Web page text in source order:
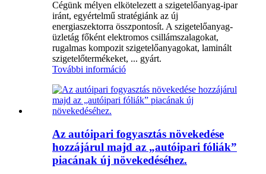
Cégünk mélyen elkötelezett a szigetelőanyag-ipar
iránt, egyértelmű stratégiánk az új
energiaszektorra összpontosít. A szigetelőanyag-
üzletág főként elektromos csillámszalagokat,
rugalmas kompozit szigetelőanyagokat, laminált
szigetelőtermékeket, ... gyárt.
További információ
Az autóipari fogyasztás növekedése
hozzájárul majd az „autóipari fóliák”
piacának új növekedéséhez.